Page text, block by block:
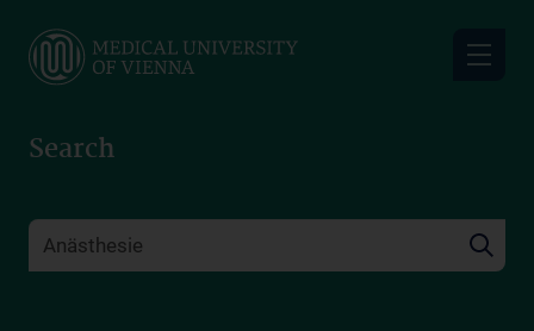
main
Search